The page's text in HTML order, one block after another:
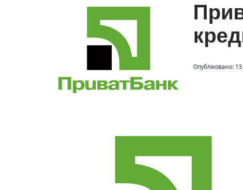
Опубліковано: